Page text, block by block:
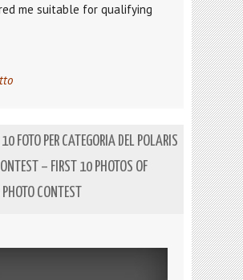
me suitable for qualifying
10 FOTO PER CATEGORIA DEL POLARIS
– FIRST 10 PHOTOS OF
CONTEST